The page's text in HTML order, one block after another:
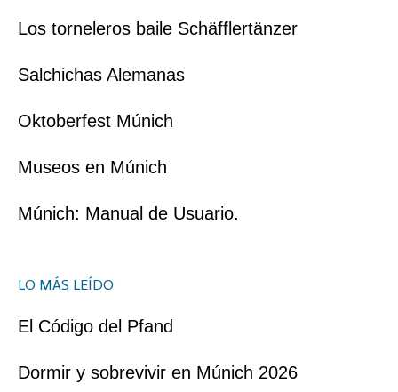
Los torneleros baile Schäfflertänzer
Salchichas Alemanas
Oktoberfest Múnich
Museos en Múnich
Múnich: Manual de Usuario.
LO MÁS LEÍDO
El Código del Pfand
Dormir y sobrevivir en Múnich 2026